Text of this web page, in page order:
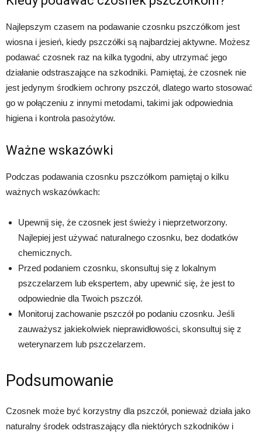
Najlepszym czasem na podawanie czosnku pszczółkom jest
wiosna i jesień, kiedy pszczółki są najbardziej aktywne. Możesz
podawać czosnek raz na kilka tygodni, aby utrzymać jego
działanie odstraszające na szkodniki. Pamiętaj, że czosnek nie
jest jedynym środkiem ochrony pszczół, dlatego warto stosować
go w połączeniu z innymi metodami, takimi jak odpowiednia
higiena i kontrola pasożytów.
Ważne wskazówki
Podczas podawania czosnku pszczółkom pamiętaj o kilku
ważnych wskazówkach:
Upewnij się, że czosnek jest świeży i nieprzetworzony.
Najlepiej jest używać naturalnego czosnku, bez dodatków
chemicznych.
Przed podaniem czosnku, skonsultuj się z lokalnym
pszczelarzem lub ekspertem, aby upewnić się, że jest to
odpowiednie dla Twoich pszczół.
Monitoruj zachowanie pszczół po podaniu czosnku. Jeśli
zauważysz jakiekolwiek nieprawidłowości, skonsultuj się z
weterynarzem lub pszczelarzem.
Podsumowanie
Czosnek może być korzystny dla pszczół, ponieważ działa jako
naturalny środek odstraszający dla niektórych szkodników i